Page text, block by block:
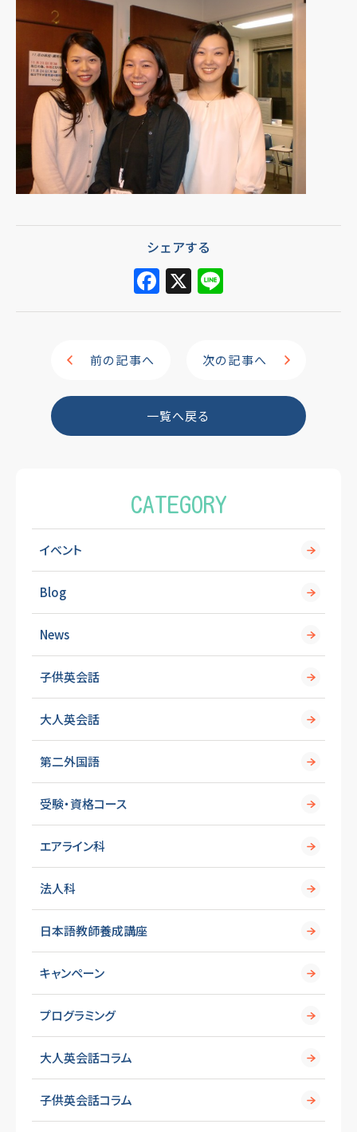
シェアする
F
a
o
o
X
n
前の記事へ 次の記事へ
一覧へ戻る
CATEGORY
イベント
Blog
News
子供英会話
大人英会話
第二外国語
受験・資格コース
エアライン科
法人科
日本語教師養成講座
キャンペーン
プログラミング
大人英会話コラム
子供英会話コラム